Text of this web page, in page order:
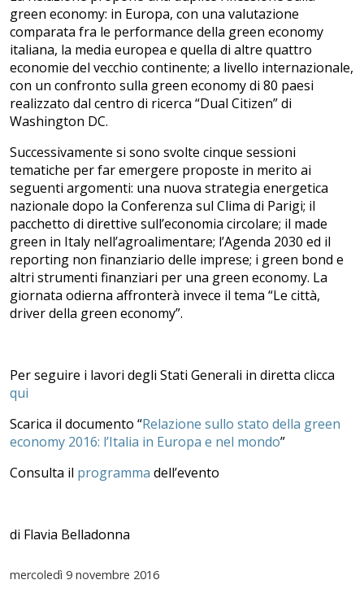
green economy: in Europa, con una valutazione
comparata fra le performance della green economy
italiana, la media europea e quella di altre quattro
economie del vecchio continente; a livello internazionale,
con un confronto sulla green economy di 80 paesi
realizzato dal centro di ricerca “Dual Citizen” di
Washington DC.
Successivamente si sono svolte cinque sessioni
tematiche per far emergere proposte in merito ai
seguenti argomenti: una nuova strategia energetica
nazionale dopo la Conferenza sul Clima di Parigi; il
pacchetto di direttive sull’economia circolare; il made
green in Italy nell’agroalimentare; l’Agenda 2030 ed il
reporting non finanziario delle imprese; i green bond e
altri strumenti finanziari per una green economy. La
giornata odierna affronterà invece il tema “Le città,
driver della green economy”.
Per seguire i lavori degli Stati Generali in diretta clicca
qui
Scarica il documento “Relazione sullo stato della green
economy 2016: l’Italia in Europa e nel mondo”
Consulta il programma dell’evento
di Flavia Belladonna
mercoledì 9 novembre 2016